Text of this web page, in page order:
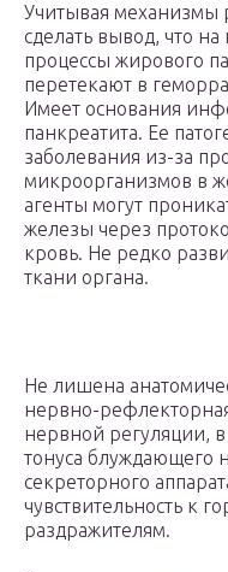
Учитывая механизмы
сделать вывод, что на
процессы жирового
перетекают в
Имеет основания
панкреатита. Ее
заболевания из-за
микроорганизмов в
агенты могут
железы через
кровь. Не редко
ткани органа.
Не лишена
нервно-
нервной регуляции,
тонуса блуждающего
секреторного
чувствительность к
раздражителям.